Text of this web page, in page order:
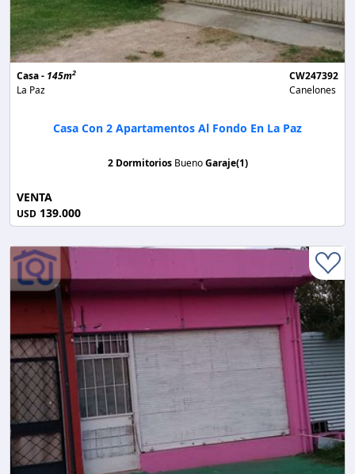
Casa - 145m2
La Paz
CW247392
Canelones
Casa Con 2 Apartamentos Al Fondo En La Paz
2 Dormitorios BuenoGaraje(1)
VENTA
USD 139.000